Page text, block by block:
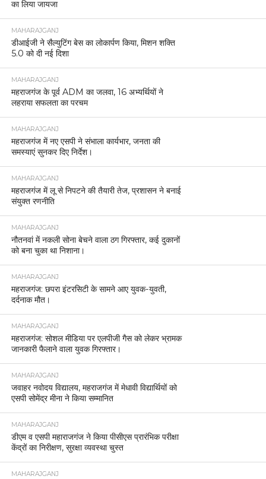
का लिया जायजा
MAHARAJGANJ
डीआईजी ने सैल्युटिंग बेस का लोकार्पण किया, मिशन शक्ति
5.0 को दी नई दिशा
MAHARAJGANJ
महराजगंज के पूर्व ADM का जलवा, 16 अभ्यर्थियों ने
लहराया सफलता का परचम
MAHARAJGANJ
महराजगंज में नए एसपी ने संभाला कार्यभार, जनता की
समस्याएं सुनकर दिए निर्देश।
MAHARAJGANJ
महराजगंज में लू से निपटने की तैयारी तेज, प्रशासन ने बनाई
संयुक्त रणनीति
MAHARAJGANJ
नौतनवां में नकली सोना बेचने वाला ठग गिरफ्तार, कई दुकानों
को बना चुका था निशाना।
MAHARAJGANJ
महराजगंज: छपरा इंटरसिटी के सामने आए युवक-युवती,
दर्दनाक मौत।
MAHARAJGANJ
महराजगंज: सोशल मीडिया पर एलपीजी गैस को लेकर भ्रामक
जानकारी फैलाने वाला युवक गिरफ्तार।
MAHARAJGANJ
जवाहर नवोदय विद्यालय, महराजगंज में मेधावी विद्यार्थियों को
एसपी सोमेंद्र मीना ने किया सम्मानित
MAHARAJGANJ
डीएम व एसपी महाराजगंज ने किया पीसीएस प्रारंभिक परीक्षा
केंद्रों का निरीक्षण, सुरक्षा व्यवस्था चुस्त
MAHARAJGANJ